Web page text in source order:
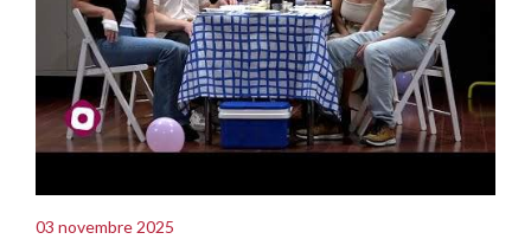
03 novembre 2025